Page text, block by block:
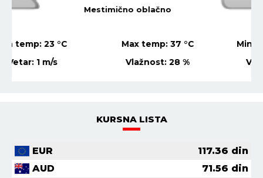
Mestimično oblačno
Min temp: Max temp:
Vetar:
Vlažnost:
KURSNA LISTA
EUR 117.36 din
AUD
71.56 din